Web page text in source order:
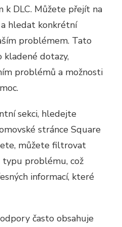
k DLC. Můžete přejít na
hledat konkrétní
problémem. Tato
kladené dotazy,
problémů a možnosti
sekci, hledejte
stránce Square
můžete filtrovat
problému, což
informací, které
často obsahuje